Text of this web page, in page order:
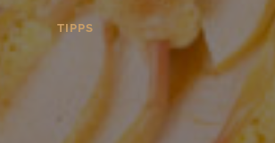
TIPPS